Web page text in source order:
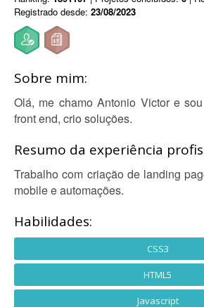
Registrado desde: 23/08/2023
Sobre mim:
Olá, me chamo Antonio Victor e
front end, crio soluções.
Resumo da experiência
Trabalho com criação de landing
mobile e automações.
Habilidades:
CSS3
HTML5
Javascript